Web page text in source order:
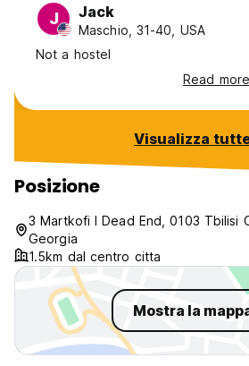
J Jack
Maschio, 31-40, USA
Not a hostel
Read more
Visualizza
Posizione
3 Martkofi I Dead End, 0103 Tbilisi
Georgia
1.5km dal centro citta
Mostra la